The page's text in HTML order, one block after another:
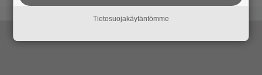
Tietosuojakäytäntömme